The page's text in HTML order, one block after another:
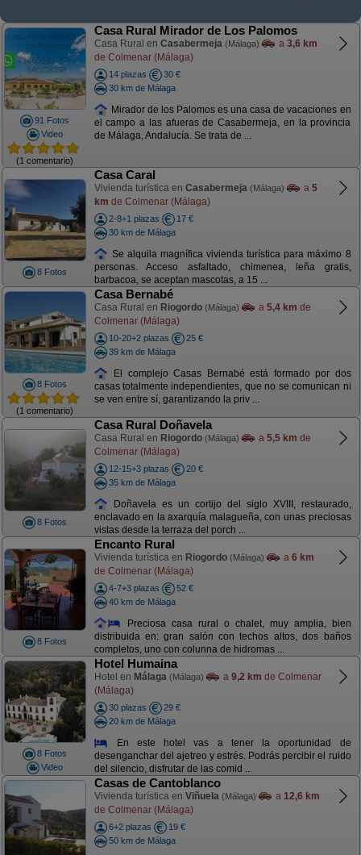
91 Fotos
Video
(1 comentario)
Casa Rural Mirador de Los Palomos
Casa Rural en Casabermeja (Málaga) a 3,6 km
de Colmenar (Málaga)
14 plazas
30 €
30 km de Málaga
Mirador de los Palomos es una casa de vacaciones en
el campo a las afueras de Casabermeja, en la provincia
de Málaga, Andalucía. Se trata de ...
8 Fotos
Casa Caral
Vivienda turística en Casabermeja (Málaga) a 5
km de Colmenar (Málaga)
2-8+1 plazas
17 €
30 km de Málaga
Se alquila magnífica vivienda turística para máximo 8
personas. Acceso asfaltado, chimenea, leña gratis,
barbacoa, se aceptan mascotas, a 15 ...
8 Fotos
(1 comentario)
Casa Bernabé
Casa Rural en Riogordo (Málaga) a 5,4 km de
Colmenar (Málaga)
10-20+2 plazas
25 €
39 km de Málaga
El complejo Casas Bernabé está formado por dos
casas totalmente independientes, que no se comunican ni
se ven entre sí, garantizando la priv ...
8 Fotos
Casa Rural Doñavela
Casa Rural en Riogordo (Málaga) a 5,5 km de
Colmenar (Málaga)
12-15+3 plazas
20 €
35 km de Málaga
Doñavela es un cortijo del siglo XVIII, restaurado,
enclavado en la axarquía malagueña, con unas preciosas
vistas desde la terraza del porch ...
8 Fotos
Encanto Rural
Vivienda turística en Riogordo (Málaga) a 6 km
de Colmenar (Málaga)
4-7+3 plazas
52 €
40 km de Málaga
Preciosa casa rural o chalet, muy amplia, bien
distribuida en: gran salón con techos altos, dos baños
completos, uno con colunna de hidromas ...
8 Fotos
Video
Hotel Humaina
Hotel en Málaga (Málaga) a 9,2 km de Colmenar
(Málaga)
30 plazas
29 €
20 km de Málaga
En este hotel vas a tener la oportunidad de
desenganchar del ajetreo y estrés. Podrás percibir el ruido
del silencio, disfrutar de las comid ...
Casas de Cantoblanco
Vivienda turística en Viñuela (Málaga) a 12,6 km
de Colmenar (Málaga)
6+2 plazas
19 €
50 km de Málaga